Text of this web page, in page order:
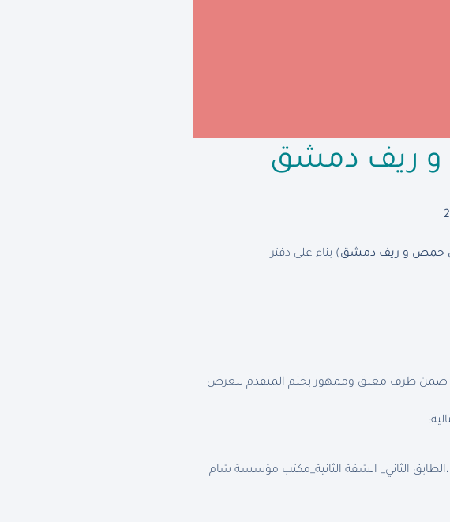
) بناء على دفتر
ضمن ظرف مغلق وممهور بختم المتقدم للعرض
إدلب المدينة – حي الضبيط، شرق مشفى المجد بمسافة 100 متر، آخر بناء رقم 5 ،الطابق الثاني_ الشقة الثانية_مكتب مؤسسة شام